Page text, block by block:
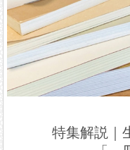
特集解説｜